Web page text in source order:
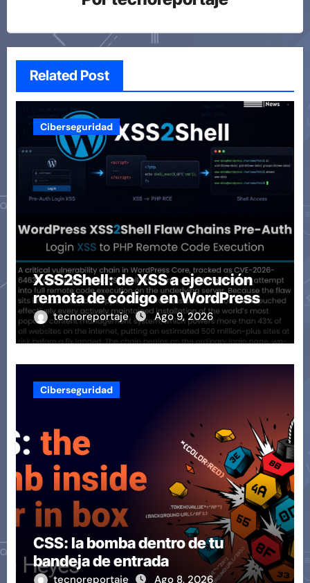
Related Post
Ciberseguridad
XSS2Shell: de XSS a ejecución
remota de código en WordPress
tecnoreportaje Ago 9, 2026
Ciberseguridad
CSS: la bomba dentro de tu
bandeja de entrada
tecnoreportaje Ago 8, 2026